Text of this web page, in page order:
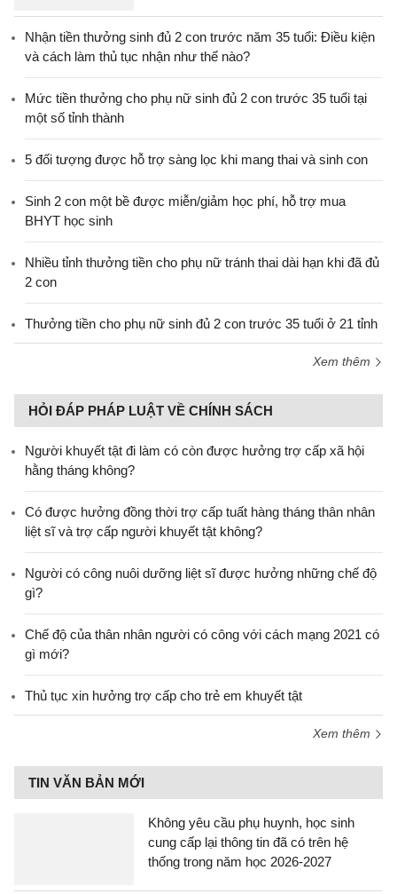
Nhận tiền thưởng sinh đủ 2 con trước năm 35 tuổi: Điều kiện
và cách làm thủ tục nhận như thế nào?
Mức tiền thưởng cho phụ nữ sinh đủ 2 con trước 35 tuổi tại
một số tỉnh thành
5 đối tượng được hỗ trợ sàng lọc khi mang thai và sinh con
Sinh 2 con một bề được miễn/giảm học phí, hỗ trợ mua
BHYT học sinh
Nhiều tỉnh thưởng tiền cho phụ nữ tránh thai dài hạn khi đã đủ
2 con
Thưởng tiền cho phụ nữ sinh đủ 2 con trước 35 tuổi ở 21 tỉnh
Xem thêm
HỎI ĐÁP PHÁP LUẬT VỀ CHÍNH SÁCH
Người khuyết tật đi làm có còn được hưởng trợ cấp xã hội
hằng tháng không?
​Có được hưởng đồng thời trợ cấp tuất hàng tháng thân nhân
liệt sĩ và trợ cấp người khuyết tật không?
Người có công nuôi dưỡng liệt sĩ được hưởng những chế độ
gì?
Chế độ của thân nhân người có công với cách mạng 2021 có
gì mới?
Thủ tục xin hưởng trợ cấp cho trẻ em khuyết tật
Xem thêm
TIN VĂN BẢN MỚI
Không yêu cầu phụ huynh, học sinh
cung cấp lại thông tin đã có trên hệ
thống trong năm học 2026-2027